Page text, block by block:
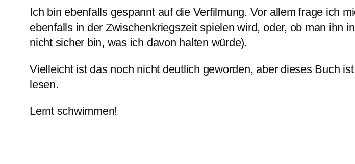
Ich bin ebenfalls gespannt auf die Verfilmung. Vor allem frage ich
ebenfalls in der Zwischenkriegszeit spielen wird, oder, ob man ihn
nicht sicher bin, was ich davon halten würde).
Vielleicht ist das noch nicht deutlich geworden, aber dieses Buch
lesen.
Lernt schwimmen!